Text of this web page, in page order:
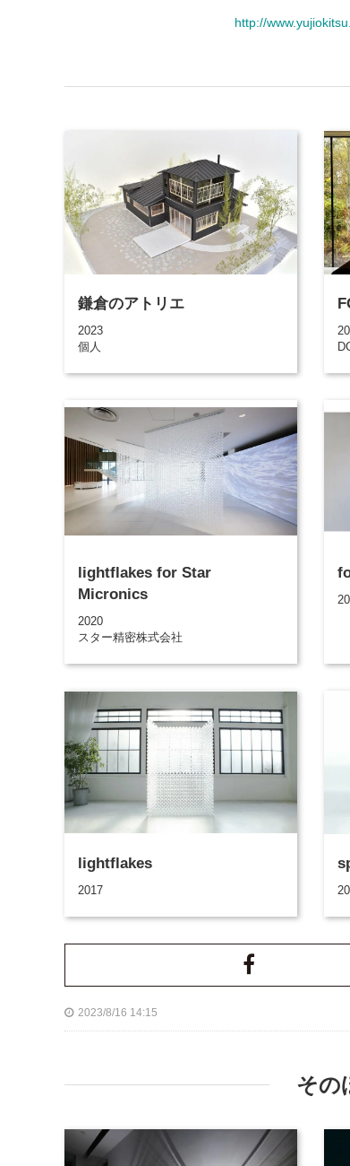
http://
鎌倉のアトリエ
2023
個人
lightflakes for Star
Micronics
2020
スター精密株式会社
lightflakes
2017
2023/8/16 14:15
その